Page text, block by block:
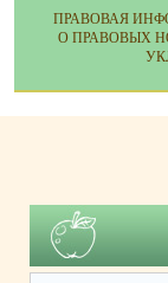
ПРАВОВАЯ
О ПРАВОВЫХ